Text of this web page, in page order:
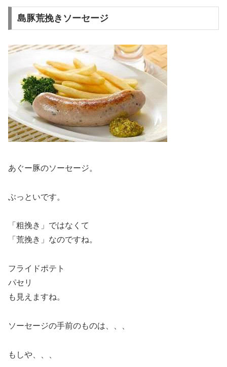
島豚荒挽きソーセージ
あぐー豚のソーセージ。
ぶっといです。
「粗挽き」ではなくて
「荒挽き」なのですね。
フライドポテト
パセリ
も見えますね。
ソーセージの手前のものは、、、
もしや、、、